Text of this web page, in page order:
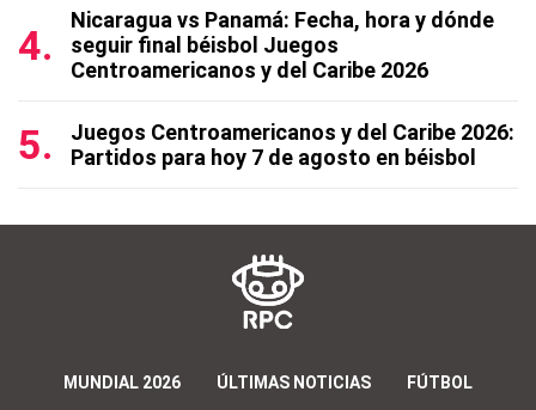
Nicaragua vs Panamá: Fecha, hora y dónde
seguir final béisbol Juegos
Centroamericanos y del Caribe 2026
Juegos Centroamericanos y del Caribe 2026:
Partidos para hoy 7 de agosto en béisbol
MUNDIAL 2026 ÚLTIMAS NOTICIAS FÚTBOL